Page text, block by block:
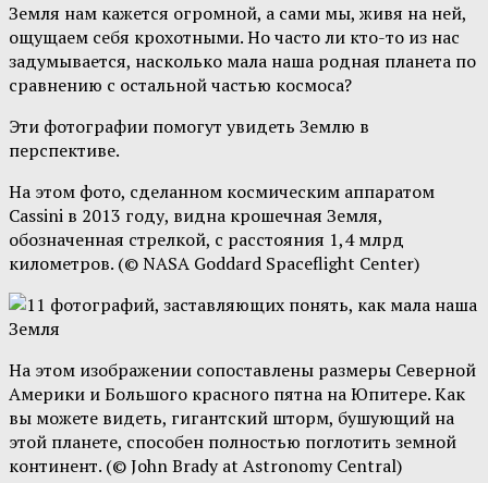
Земля нам кажется огромной, а сами мы, живя на ней,
ощущаем себя крохотными. Но часто ли кто-то из нас
задумывается, насколько мала наша родная планета по
сравнению с остальной частью космоса?
Эти фотографии помогут увидеть Землю в
перспективе.
На этом фото, сделанном космическим аппаратом
Cassini в 2013 году, видна крошечная Земля,
обозначенная стрелкой, с расстояния 1,4 млрд
километров. (© NASA Goddard Spaceflight Center)
На этом изображении сопоставлены размеры Северной
Америки и Большого красного пятна на Юпитере. Как
вы можете видеть, гигантский шторм, бушующий на
этой планете, способен полностью поглотить земной
континент. (© John Brady at Astronomy Central)